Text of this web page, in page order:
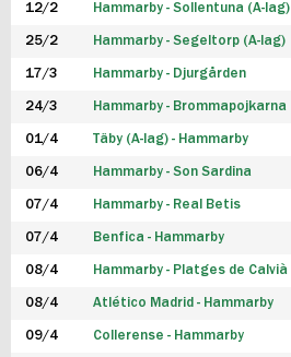
F19
FUTSAL HERR
FUTSAL DAM
12/2 Hammarby - Sollentuna (A-lag)
25/2 Hammarby - Segeltorp (A-lag)
17/3 Hammarby - Djurgården
24/3 Hammarby - Brommapojkarna
01/4 Täby (A-lag) - Hammarby
06/4 Hammarby - Son Sardina
07/4 Hammarby - Real Betis
07/4 Benfica - Hammarby
08/4 Hammarby - Platges de Calvià
08/4 Atlético Madrid - Hammarby
09/4 Collerense - Hammarby